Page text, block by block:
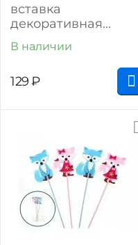
вставка
декоративная
"мишка на лошадке"
(12 шт) (розовый)
В наличии
129₽